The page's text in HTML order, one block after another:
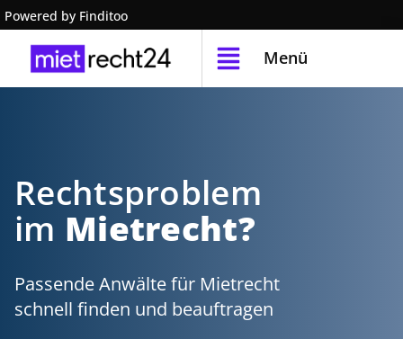
Powered by Finditoo
Menü
Rechtsproblem
im Mietrecht?
Passende Anwälte für Mietrecht
schnell finden und beauftragen